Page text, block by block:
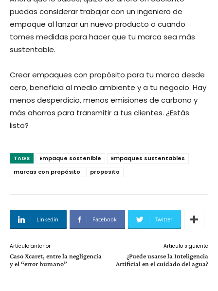
puedas considerar trabajar con un ingeniero de
empaque al lanzar un nuevo producto o cuando
tomes medidas para hacer que tu marca sea más
sustentable.
Crear empaques con propósito para tu marca desde
cero, beneficia al medio ambiente y a tu negocio. Hay
menos desperdicio, menos emisiones de carbono y
más ahorros para transmitir a tus clientes. ¿Estás
listo?
TAGS Empaque sostenible
Empaques sustentables
marcas con propósito
proposito
Linkedin Facebook Twitter
Artículo anterior
Caso Xcaret, entre la negligencia
y el “error humano”
Artículo siguiente
¿Puede usarse la Inteligencia
Artificial en el cuidado del agua?